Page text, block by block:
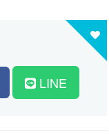
LINE